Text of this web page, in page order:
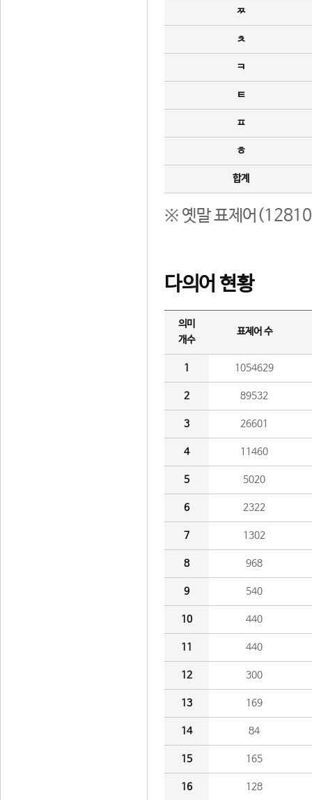
ㅉ
ㅊ
ㅋ
ㅌ
ㅍ
ㅎ
합계
※ 옛말 표제어(12810
다의어 현황
의미
개수
표제어 수
1 1054629
2 89532
3 26601
4 11460
5 5020
6 2322
7 1302
8 968
9 540
10 440
11 440
12 300
13 169
14 84
15 165
16 128